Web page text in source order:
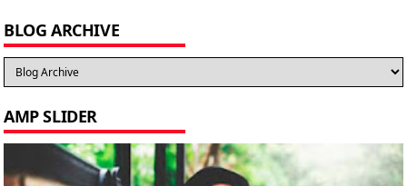
BLOG ARCHIVE
AMP SLIDER